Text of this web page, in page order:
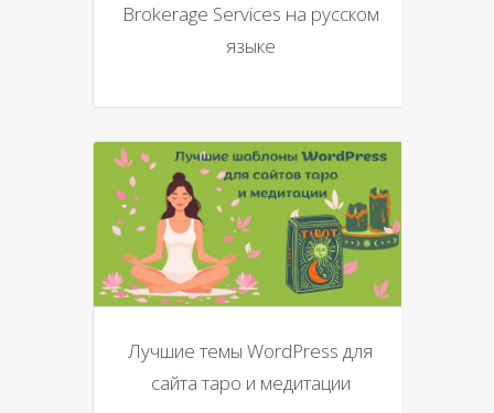
Brokerage Services на русском
языке
Лучшие темы WordPress для
сайта таро и медитации